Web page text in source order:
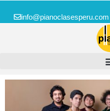
info@pianoclasesperu.com